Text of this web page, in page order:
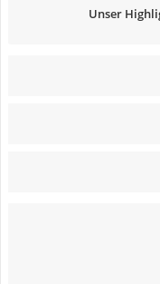
Unser